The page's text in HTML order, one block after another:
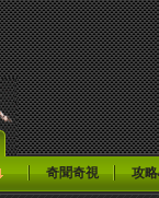
奇聞奇視 攻